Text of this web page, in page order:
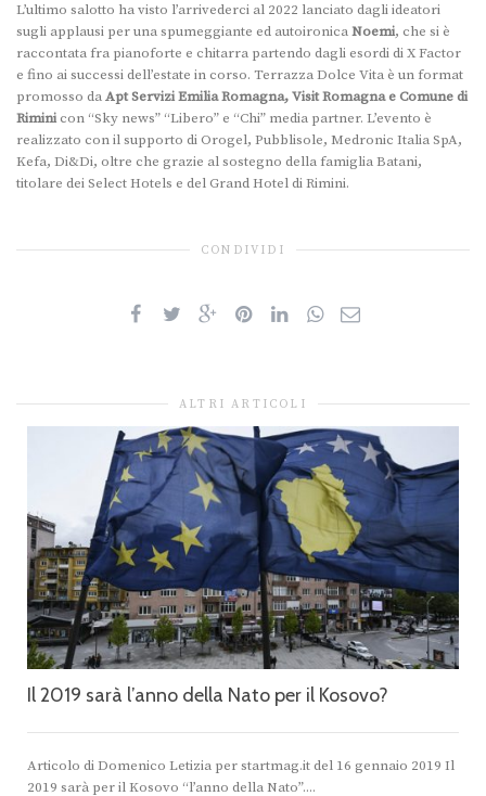
L’ultimo salotto ha visto l’arrivederci al 2022 lanciato dagli ideatori
sugli applausi per una spumeggiante ed autoironicaNoemi, che si è
raccontata fra pianoforte e chitarra partendo dagli esordi di X Factor
e fino ai successi dell’estate in corso. Terrazza Dolce Vita è un format
promosso daApt Servizi Emilia Romagna, Visit Romagna e Comune di
Rimini con “Sky news” “Libero” e “Chi” media partner. L’evento è
realizzato con il supporto di Orogel, Pubblisole, Medronic Italia SpA,
Kefa, Di&Di, oltre che grazie al sostegno della famiglia Batani,
titolare dei Select Hotels e del Grand Hotel di Rimini.
CONDIVIDI
ALTRI ARTICOLI
Il 2019 sarà l’anno della Nato per il Kosovo?
Articolo di Domenico Letizia per startmag.it del 16 gennaio 2019 Il
2019 sarà per il Kosovo “l’anno della Nato”....